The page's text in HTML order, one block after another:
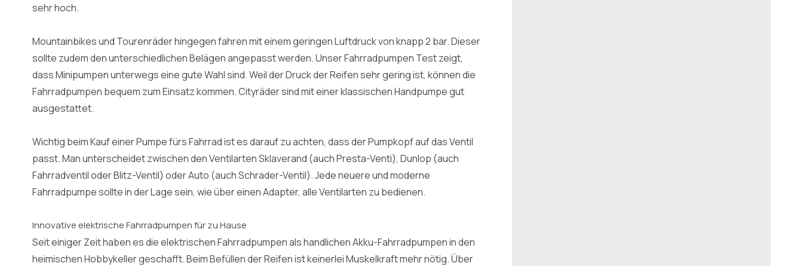
sehr hoch.
Mountainbikes und Tourenräder hingegen fahren mit einem geringen Luftdruck von knapp 2 bar. Dieser
sollte zudem den unterschiedlichen Belägen angepasst werden. Unser Fahrradpumpen Test zeigt,
dass Minipumpen unterwegs eine gute Wahl sind. Weil der Druck der Reifen sehr gering ist, können die
Fahrradpumpen bequem zum Einsatz kommen. Cityräder sind mit einer klassischen Handpumpe gut
ausgestattet.
Wichtig beim Kauf einer Pumpe fürs Fahrrad ist es darauf zu achten, dass der Pumpkopf auf das Ventil
passt. Man unterscheidet zwischen den Ventilarten Sklaverand (auch Presta-Venti), Dunlop (auch
Fahrradventil oder Blitz-Ventil) oder Auto (auch Schrader-Ventil). Jede neuere und moderne
Fahrradpumpe sollte in der Lage sein, wie über einen Adapter, alle Ventilarten zu bedienen.
Innovative elektrische Fahrradpumpen für zu Hause
Seit einiger Zeit haben es die elektrischen Fahrradpumpen als handlichen Akku-Fahrradpumpen in den
heimischen Hobbykeller geschafft. Beim Befüllen der Reifen ist keinerlei Muskelkraft mehr nötig. Über